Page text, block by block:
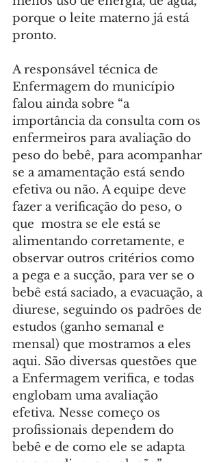
porque o leite materno já está
pronto.
A responsável técnica de
Enfermagem do município
falou ainda sobre “a
importância da consulta com os
enfermeiros para avaliação do
peso do bebê, para acompanhar
se a amamentação está sendo
efetiva ou não. A equipe deve
fazer a verificação do peso, o
que  mostra se ele está se
alimentando corretamente, e
observar outros critérios como
a pega e a sucção, para ver se o
bebê está saciado, a evacuação, a
diurese, seguindo os padrões de
estudos (ganho semanal e
mensal) que mostramos a eles
aqui. São diversas questões que
a Enfermagem verifica, e todas
englobam uma avaliação
efetiva. Nesse começo os
profissionais dependem do
bebê e de como ele se adapta